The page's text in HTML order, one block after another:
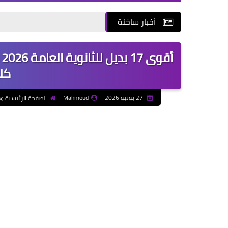
أخبار ساخنة
Mahmoud الصفحة الرئيسية